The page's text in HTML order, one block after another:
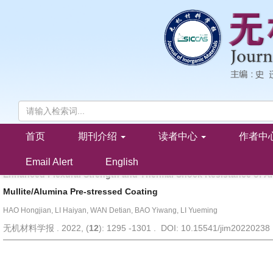
首页 期刊介绍 读者中心 作者中
Email Alert English
莫来石/氧化铝预应力涂层增强氧化铝的弯曲强度和抗热震性能
郝鸿渐, 李海燕, 万德田, 包亦望, 李月明
Enhanced Flexural Strength and Thermal Shock Resistance of
Mullite/Alumina Pre-stressed Coating
HAO Hongjian, LI Haiyan, WAN Detian, BAO Yiwang, LI Yueming
无机材料学报 . 2022, (12): 1295 -1301 . DOI: 10.15541/jim20220238